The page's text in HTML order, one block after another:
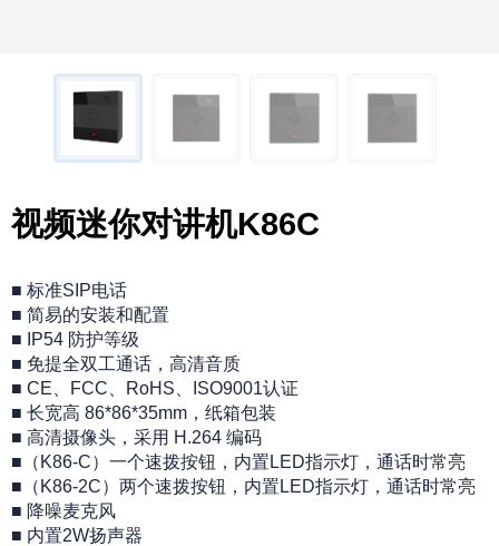
视频迷你对讲机K86C
■ 标准SIP电话
■ 简易的安装和配置
■ IP54 防护等级
■ 免提全双工通话，高清音质
■ CE、FCC、RoHS、ISO9001认证
■ 长宽高 86*86*35mm，纸箱包装
■ 高清摄像头，采用 H.264 编码
■（K86-C）一个速拨按钮，内置LED指示灯，通话时常亮
■（K86-2C）两个速拨按钮，内置LED指示灯，通话时常亮
■ 降噪麦克风
■ 内置2W扬声器